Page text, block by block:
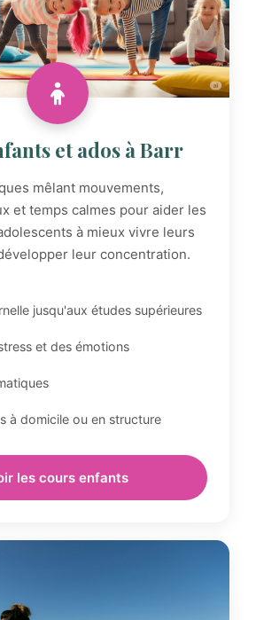
et ados à Barr
mêlant mouvements,
et temps calmes pour aider les
à mieux vivre leurs
leur concentration.
jusqu'aux études supérieures
et des émotions
à domicile ou en structure
les cours enfants